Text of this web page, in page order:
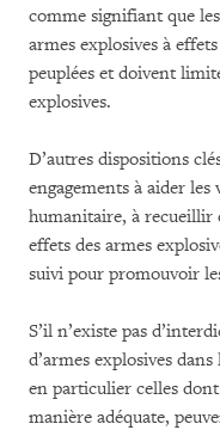
comme signifiant que
armes explosives à
peuplées et doivent
explosives.
D’autres dispositions
engagements à aider les
humanitaire, à recueillir
effets des armes
suivi pour promouvoir
S’il n’existe pas
d’armes explosives
en particulier celles
manière adéquate,